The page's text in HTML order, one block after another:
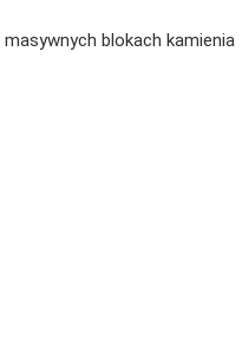
blokach kamienia